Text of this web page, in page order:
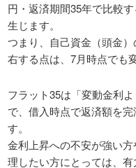
円・返済期間35年で比較
生じます。
つまり、自己資金（頭金
右する点は、7月時点でも
フラット35は「変動金利
で、借入時点で返済額を
す。
金利上昇への不安が強い
理したい方にとっては、有